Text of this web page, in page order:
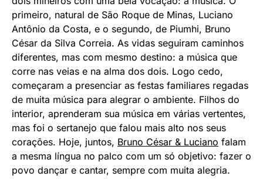
primeiro, natural de São Roque de Minas, Luciano
Antônio da Costa, e o segundo, de Piumhi, Bruno
César da Silva Correia. As vidas seguiram caminhos
diferentes, mas com mesmo destino: a música que
corre nas veias e na alma dos dois. Logo cedo,
começaram a presenciar as festas familiares regadas
de muita música para alegrar o ambiente. Filhos do
interior, aprenderam sua música em várias vertentes,
mas foi o sertanejo que falou mais alto nos seus
corações. Hoje, juntos, Bruno César & Luciano falam
a mesma língua no palco com um só objetivo: fazer o
povo dançar e cantar, sempre com muita alegria.